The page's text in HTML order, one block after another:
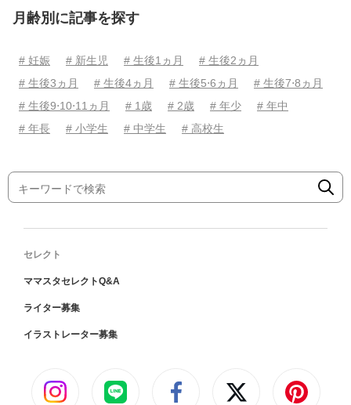
月齢別に記事を探す
# 妊娠 # 新生児 # 生後1ヵ月
# 生後2ヵ月
# 生後3ヵ月
# 生後4ヵ月 # 生後5⋅6ヵ月
# 生後7⋅8ヵ月
# 生後9⋅10⋅11ヵ月
# 1歳 # 2歳 # 年少
# 年中
# 年長
# 小学生 # 中学生 # 高校生
セレクト
ママスタセレクトQ&A
ライター募集
イラストレーター募集